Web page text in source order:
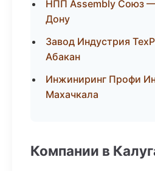
НПП Assembly Союз
Дону
Завод Индустрия
Абакан
Инжиниринг Профи
Махачкала
Компании в